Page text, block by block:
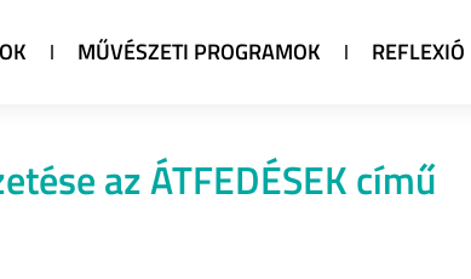
MŰVÉSZETI PROGRAMOK REFLEXIÓ
az ÁTFEDÉSEK című